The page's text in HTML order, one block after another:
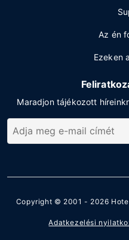
Az én
Ezeken
Maradjon tájékozott
Copyright © 2001 - 2026
Adatkezelési